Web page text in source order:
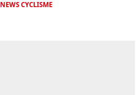
NEWS CYCLISME